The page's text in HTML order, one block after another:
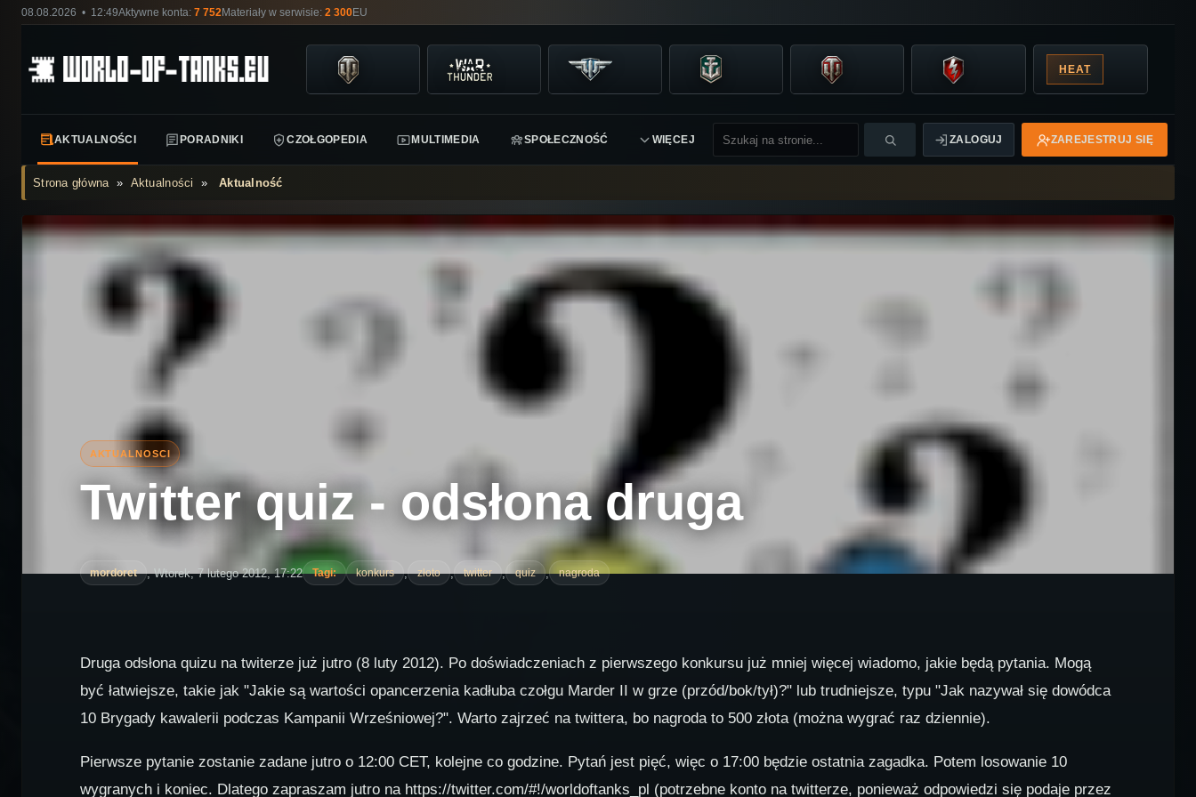
08.08.2026 • 12:49Aktywne konta: 7 752Materiały w serwisie: 2 300EU
HEAT
AKTUALNOŚCI PORADNIKI CZOŁGOPEDIA MULTIMEDIA SPOŁECZNOŚĆ WIĘCEJ ZALOGUJ ZAREJESTRUJ SIĘ
Strona główna» Aktualności »Aktualność
Twitter quiz - odsłona druga
mordoret , Wtorek, 7 lutego 2012, 17:22 Tagi: konkurs , złoto , twitter , quiz , nagroda
Druga odsłona quizu na twiterze już jutro (8 luty 2012). Po doświadczeniach z pierwszego konkursu już mniej więcej wiadomo, jakie będą pytania. Mogą
być łatwiejsze, takie jak "Jakie są wartości opancerzenia kadłuba czołgu Marder II w grze (przód/bok/tył)?" lub trudniejsze, typu "Jak nazywał się dowódca
10 Brygady kawalerii podczas Kampanii Wrześniowej?". Warto zajrzeć na twittera, bo nagroda to 500 złota (można wygrać raz dziennie).
Pierwsze pytanie zostanie zadane jutro o 12:00 CET, kolejne co godzine. Pytań jest pięć, więc o 17:00 będzie ostatnia zagadka. Potem losowanie 10
wygranych i koniec. Dlatego zapraszam jutro na https://twitter.com/#!/worldoftanks_pl (potrzebne konto na twitterze, ponieważ odpowiedzi się podaje przez